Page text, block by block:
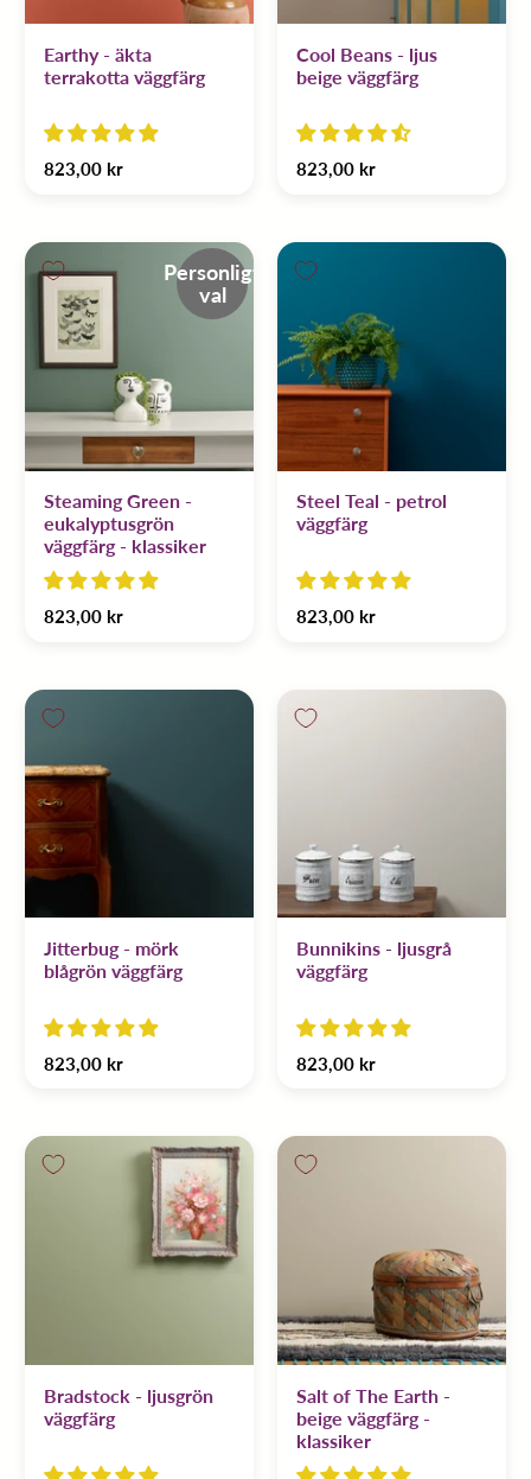
Earthy - äkta
terrakotta väggfärg
823,00 kr
Cool Beans - ljus
beige väggfärg
823,00 kr
Personligt
val
Steaming Green -
eukalyptusgrön
väggfärg - klassiker
823,00 kr
Steel Teal - petrol
väggfärg
823,00 kr
Jitterbug - mörk
blågrön väggfärg
823,00 kr
Bunnikins - ljusgrå
väggfärg
823,00 kr
Bradstock - ljusgrön
väggfärg
Salt of The Earth -
beige väggfärg -
klassiker